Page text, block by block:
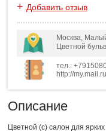
+ Добавить отзыв
Москва,
Цветной
тел.:
http://
Описание
Цветной (с) салон для